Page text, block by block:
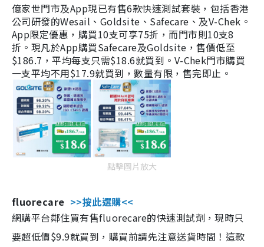
億家世門市及App現已有售6款快速測試套裝，包括香港
公司研發的Wesail、Goldsite、Safecare、及V-Chek。
App限定優惠，購買10支可享75折，而門市則10支8
折。現凡於App購買Safecare及Goldsite，售價低至
$186.7，平均每支只需$18.6就買到。V-Chek門市購買
一支平均不用$17.9就買到，數量有限，售完即止。
點擊圖片放大
fluorecare >>按此選購<<
網購平台鄰住買有售fluorecare的快速測試劑，現時只
要超低價$9.9就買到，購買前請先注意送貨時間！這款